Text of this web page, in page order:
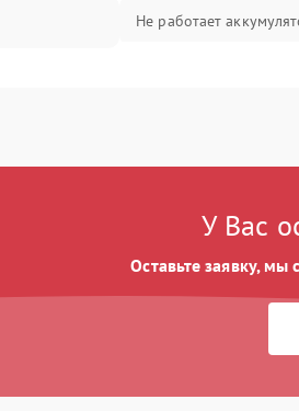
Не работает
У Вас
Оставьте заявку,